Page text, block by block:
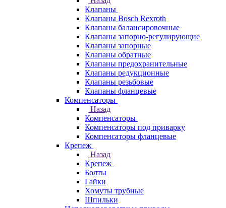
Клапаны
Клапаны Bosch Rexroth
Клапаны балансировочные
Клапаны запорно-регулирующие
Клапаны запорные
Клапаны обратные
Клапаны предохранительные
Клапаны редукционные
Клапаны резьбовые
Клапаны фланцевые
Компенсаторы
Назад
Компенсаторы
Компенсаторы под приварку
Компенсаторы фланцевые
Крепеж
Назад
Крепеж
Болты
Гайки
Хомуты трубные
Шпильки